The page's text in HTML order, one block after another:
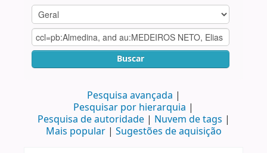
Buscar
Pesquisa avançada
Pesquisar por hierarquia
Pesquisa de autoridade
Nuvem de tags
Mais popular
Sugestões de aquisição